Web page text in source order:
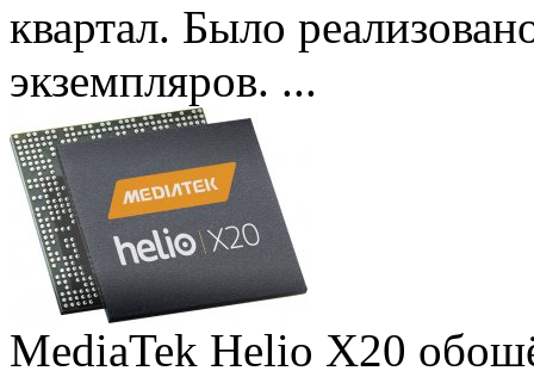
квартал. Было
экземпляров. ...
MediaTek Helio X20